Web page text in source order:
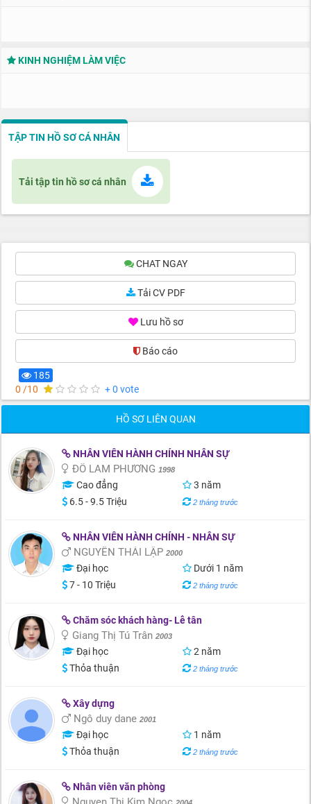
KINH NGHIỆM LÀM VIỆC
TẬP TIN HỒ SƠ CÁ NHÂN
Tải tập tin hồ sơ cá nhân
CHAT NGAY
Tải CV PDF
Lưu hồ sơ
Báo cáo(0)
185
0 /10
+ 0 vote
HỒ SƠ LIÊN QUAN
NHÂN VIÊN HÀNH CHÍNH NHÂN SỰ
ĐỖ LAM PHƯƠNG 1998
Cao đẳng
3 năm
6.5 - 9.5 Triệu
2 tháng trước
NHÂN VIÊN HÀNH CHÍNH - NHÂN SỰ
NGUYỄN THÁI LẬP 2000
Đại học
Dưới 1 năm
7 - 10 Triệu
2 tháng trước
Chăm sóc khách hàng- Lễ tân
Giang Thị Tú Trân 2003
Đại học
2 năm
Thỏa thuận
2 tháng trước
Xây dựng
Ngô duy dane 2001
Đại học
1 năm
Thỏa thuận
2 tháng trước
Nhân viên văn phòng